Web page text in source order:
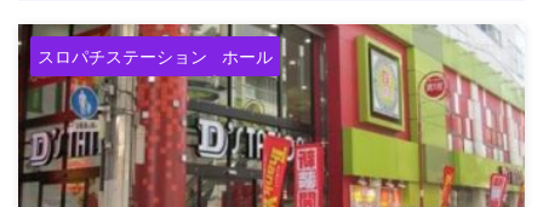
スロパチステーション ホール